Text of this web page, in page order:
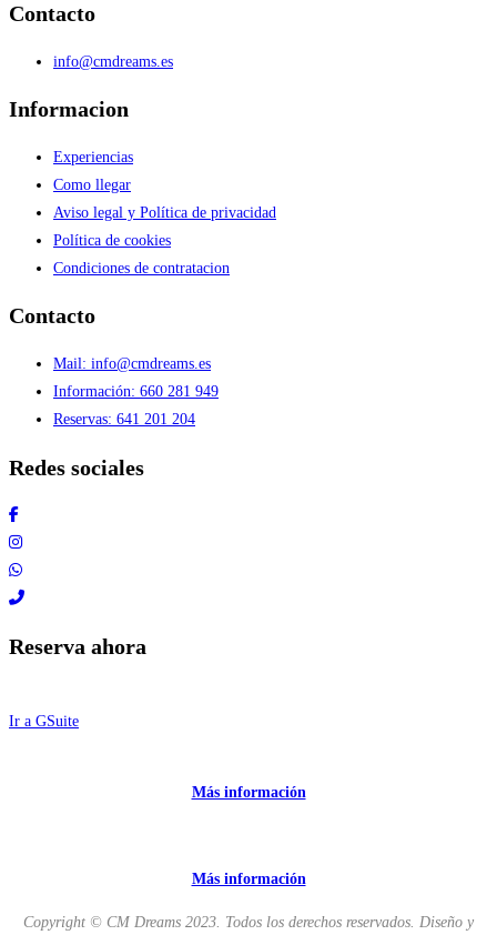
Contacto
info@cmdreams.es
Informacion
Experiencias
Como llegar
Aviso legal y Política de privacidad
Política de cookies
Condiciones de contratacion
Contacto
Mail: info@cmdreams.es
Información: 660 281 949
Reservas: 641 201 204
Redes sociales
Reserva ahora
Ir a GSuite
Más información
Más información
Copyright © CM Dreams 2023. Todos los derechos reservados. Diseño y